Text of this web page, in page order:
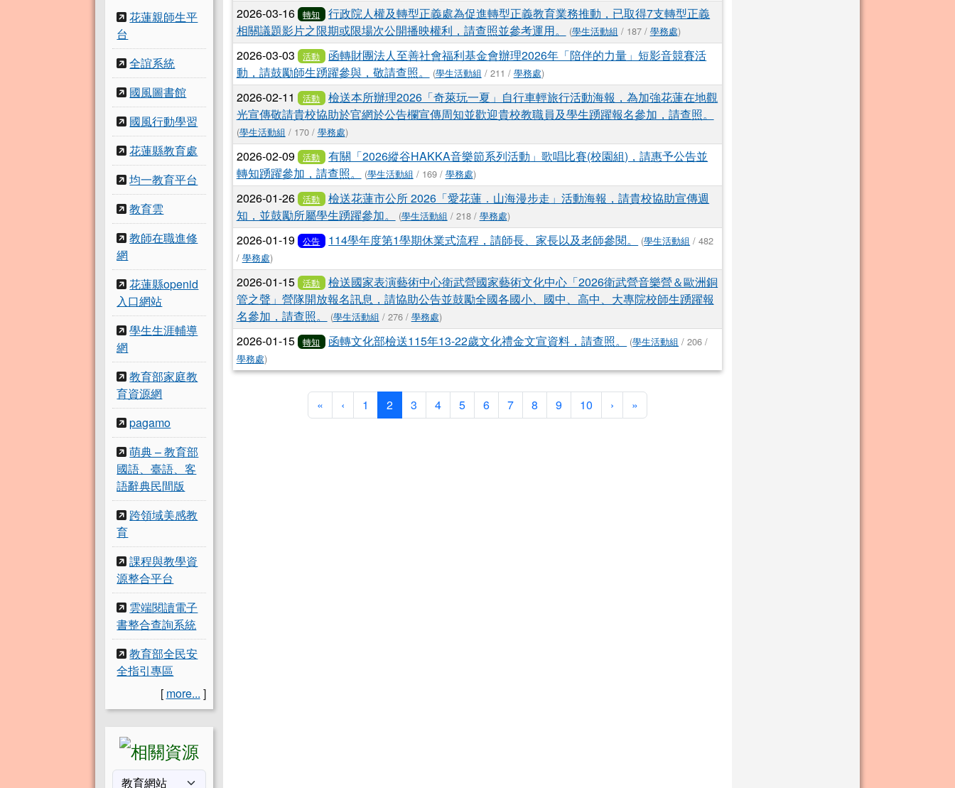
花蓮親師生平
台
全誼系統
國風圖書館
國風行動學習
花蓮縣教育處
均一教育平台
教育雲
教師在職進修
網
花蓮縣openid
入口網站
學生生涯輔導
網
教育部家庭教
育資源網
pagamo
萌典 – 教育部
國語、臺語、客
語辭典民間版
跨領域美感教
育
課程與教學資
源整合平台
雲端閱讀電子
書整合查詢系統
教育部全民安
全指引專區
[ more... ]
2026-03-16 轉知
行政院人權及轉型正義處為促進轉型正義教育業務推動，已取得7支轉型正義
相關議題影片之限期或限場次公開播映權利，請查照並參考運用。
(學生活動組 / 187 / 學務處)
2026-03-03 活動
函轉財團法人至善社會福利基金會辦理2026年「陪伴的力量」短影音競賽活
動，請鼓勵師生踴躍參與，敬請查照。
(學生活動組 / 211 / 學務處)
2026-02-11 活動
檢送本所辦理2026「奇萊玩一夏」自行車輕旅行活動海報，為加強花蓮在地觀
光宣傳敬請貴校協助於官網於公告欄宣傳周知並歡迎貴校教職員及學生踴躍報名參加，請查照。
(學生活動組 / 170 / 學務處)
2026-02-09 活動
有關「2026縱谷HAKKA音樂節系列活動」歌唱比賽(校園組)，請惠予公告並
轉知踴躍參加，請查照。
(學生活動組 / 169 / 學務處)
2026-01-26 活動
檢送花蓮市公所 2026「愛花蓮．山海漫步走」活動海報，請貴校協助宣傳週
知，並鼓勵所屬學生踴躍參加。
(學生活動組 / 218 / 學務處)
2026-01-19 公告 114學年度第1學期休業式流程，請師長、家長以及老師參閱。 (學生活動組 / 482
/ 學務處)
2026-01-15 活動
檢送國家表演藝術中心衛武營國家藝術文化中心「2026衛武營音樂營＆歐洲銅
管之聲」營隊開放報名訊息，請協助公告並鼓勵全國各國小、國中、高中、大專院校師生踴躍報
名參加，請查照。
(學生活動組 / 276 / 學務處)
2026-01-15 轉知 函轉文化部檢送115年13-22歲文化禮金文宣資料，請查照。 (學生活動組 / 206 /
學務處)
« 第一頁
‹ 上一頁
1 2(目前頁次)
3 4 5 6 7 8 9 10 › 下一頁
»